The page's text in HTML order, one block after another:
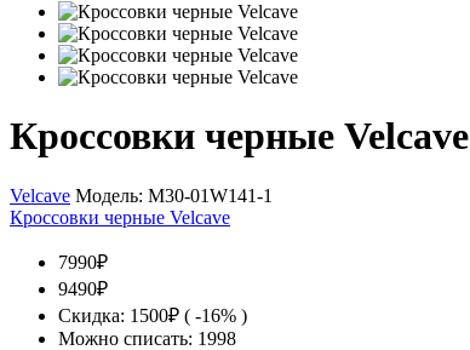
Кроссовки черные Velcave
Velcave Модель: M30-01W141-1
Кроссовки черные Velcave
7990₽
9490₽
Скидка: 1500₽ ( -16% )
Можно списать: 1998